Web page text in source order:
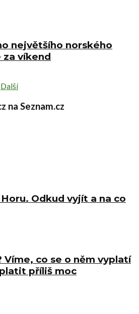
největšího norského
víkend
Další
na Seznam.cz
Odkud vyjít a na co
Víme, co se o něm vyplatí
příliš moc